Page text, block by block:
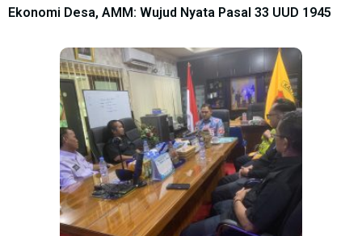
Ekonomi Desa, AMM: Wujud Nyata Pasal 33 UUD 1945